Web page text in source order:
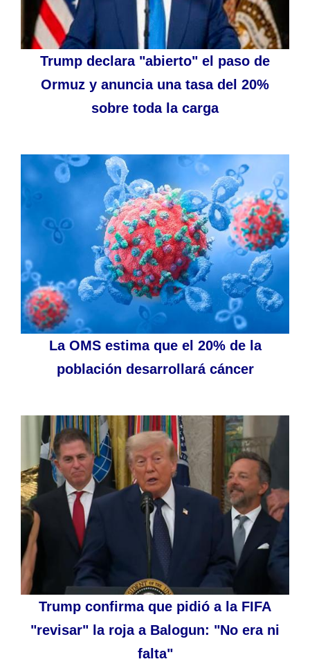
Trump declara "abierto" el paso de
Ormuz y anuncia una tasa del 20%
sobre toda la carga
La OMS estima que el 20% de la
población desarrollará cáncer
Trump confirma que pidió a la FIFA
"revisar" la roja a Balogun: "No era ni
falta"